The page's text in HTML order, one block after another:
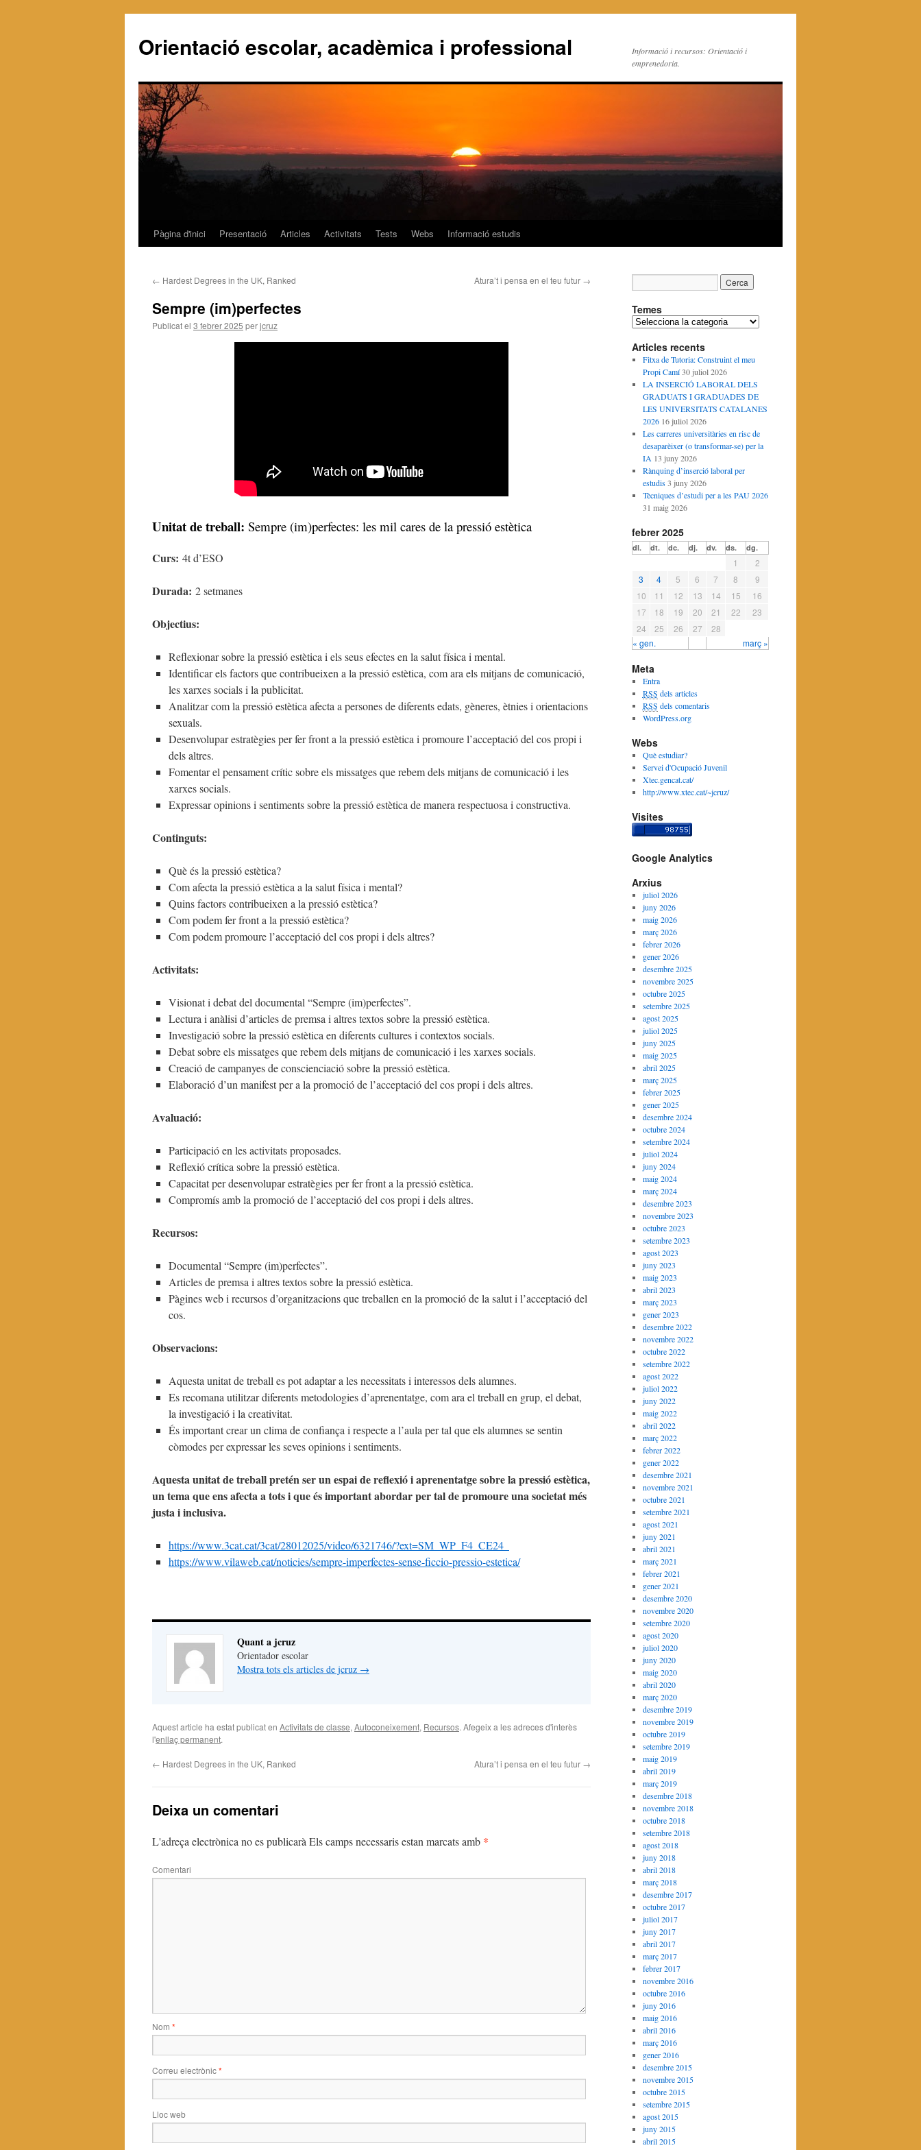
Orientació escolar, acadèmica i professional
Informació i recursos: Orientació i
emprenedoria.
Vés
contingut
Pàgina d'inici Presentació Articles Activitats Tests Webs Informació estudis
← Hardest Degrees in the UK, Ranked Atura’t i pensa en el teu futur →
Sempre (im)perfectes
Publicat el 3 febrer 2025 perjcruz
Unitat de treball: Sempre (im)perfectes: les mil cares de la pressió estètica
Curs: 4t d’ESO
Durada: 2 setmanes
Objectius:
Reflexionar sobre la pressió estètica i els seus efectes en la salut física i mental.
Identificar els factors que contribueixen a la pressió estètica, com ara els mitjans de comunicació,
les xarxes socials i la publicitat.
Analitzar com la pressió estètica afecta a persones de diferents edats, gèneres, ètnies i orientacions
sexuals.
Desenvolupar estratègies per fer front a la pressió estètica i promoure l’acceptació del cos propi i
dels altres.
Fomentar el pensament crític sobre els missatges que rebem dels mitjans de comunicació i les
xarxes socials.
Expressar opinions i sentiments sobre la pressió estètica de manera respectuosa i constructiva.
Continguts:
Què és la pressió estètica?
Com afecta la pressió estètica a la salut física i mental?
Quins factors contribueixen a la pressió estètica?
Com podem fer front a la pressió estètica?
Com podem promoure l’acceptació del cos propi i dels altres?
Activitats:
Visionat i debat del documental “Sempre (im)perfectes”.
Lectura i anàlisi d’articles de premsa i altres textos sobre la pressió estètica.
Investigació sobre la pressió estètica en diferents cultures i contextos socials.
Debat sobre els missatges que rebem dels mitjans de comunicació i les xarxes socials.
Creació de campanyes de conscienciació sobre la pressió estètica.
Elaboració d’un manifest per a la promoció de l’acceptació del cos propi i dels altres.
Avaluació:
Participació en les activitats proposades.
Reflexió crítica sobre la pressió estètica.
Capacitat per desenvolupar estratègies per fer front a la pressió estètica.
Compromís amb la promoció de l’acceptació del cos propi i dels altres.
Recursos:
Documental “Sempre (im)perfectes”.
Articles de premsa i altres textos sobre la pressió estètica.
Pàgines web i recursos d’organitzacions que treballen en la promoció de la salut i l’acceptació del
cos.
Observacions:
Aquesta unitat de treball es pot adaptar a les necessitats i interessos dels alumnes.
Es recomana utilitzar diferents metodologies d’aprenentatge, com ara el treball en grup, el debat,
la investigació i la creativitat.
És important crear un clima de confiança i respecte a l’aula per tal que els alumnes se sentin
còmodes per expressar les seves opinions i sentiments.
Aquesta unitat de treball pretén ser un espai de reflexió i aprenentatge sobre la pressió estètica,
un tema que ens afecta a tots i que és important abordar per tal de promoure una societat més
justa i inclusiva.
https://www.3cat.cat/3cat/28012025/video/6321746/?ext=SM_WP_F4_CE24_
https://www.vilaweb.cat/noticies/sempre-imperfectes-sense-ficcio-pressio-estetica/
Quant a jcruz
Orientador escolar
Mostra tots els articles de jcruz →
Aquest article ha estat publicat en Activitats de classe, Autoconeixement, Recursos. Afegeix a les adreces d'interès
l'enllaç permanent.
← Hardest Degrees in the UK, Ranked Atura’t i pensa en el teu futur →
Deixa un comentari
L'adreça electrònica no es publicarà Els camps necessaris estan marcats amb *
Comentari
Nom *
Correu electrònic*
Lloc web
Temes
T
m
e
Articles recents
Fitxa de Tutoria: Construint el meu
Propi Camí 30 juliol 2026
LA INSERCIÓ LABORAL DELS
GRADUATS I GRADUADES DE
LES UNIVERSITATS CATALANES
2026 16 juliol 2026
Les carreres universitàries en risc de
desaparèixer (o transformar-se) per la
IA 13 juny 2026
Rànquing d’inserció laboral per
estudis 3 juny 2026
Tècniques d’estudi per a les PAU 2026
31 maig 2026
febrer 2025
dl. dt. dc. dj. dv. ds. dg.
« gen. març »
1
2
3
4 5 6 7 8
9
10
11 12 13 14 15
16
17
18 19 20 21 22
23
24
25 26 27 28
Meta
Entra
RSS dels articles
RSS dels comentaris
WordPress.org
Webs
Què estudiar?
Servei d'Ocupació Juvenil
Xtec.gencat.cat/
http://www.xtec.cat/~jcruz/
Visites
Google Analytics
Arxius
juliol 2026
juny 2026
maig 2026
març 2026
febrer 2026
gener 2026
desembre 2025
novembre 2025
octubre 2025
setembre 2025
agost 2025
juliol 2025
juny 2025
maig 2025
abril 2025
març 2025
febrer 2025
gener 2025
desembre 2024
octubre 2024
setembre 2024
juliol 2024
juny 2024
maig 2024
març 2024
desembre 2023
novembre 2023
octubre 2023
setembre 2023
agost 2023
juny 2023
maig 2023
abril 2023
març 2023
gener 2023
desembre 2022
novembre 2022
octubre 2022
setembre 2022
agost 2022
juliol 2022
juny 2022
maig 2022
abril 2022
març 2022
febrer 2022
gener 2022
desembre 2021
novembre 2021
octubre 2021
setembre 2021
agost 2021
juny 2021
abril 2021
març 2021
febrer 2021
gener 2021
desembre 2020
novembre 2020
setembre 2020
agost 2020
juliol 2020
juny 2020
maig 2020
abril 2020
març 2020
desembre 2019
novembre 2019
octubre 2019
setembre 2019
maig 2019
abril 2019
març 2019
desembre 2018
novembre 2018
octubre 2018
setembre 2018
agost 2018
juny 2018
abril 2018
març 2018
desembre 2017
octubre 2017
juliol 2017
juny 2017
abril 2017
març 2017
febrer 2017
novembre 2016
octubre 2016
juny 2016
maig 2016
abril 2016
març 2016
gener 2016
desembre 2015
novembre 2015
octubre 2015
setembre 2015
agost 2015
juny 2015
abril 2015